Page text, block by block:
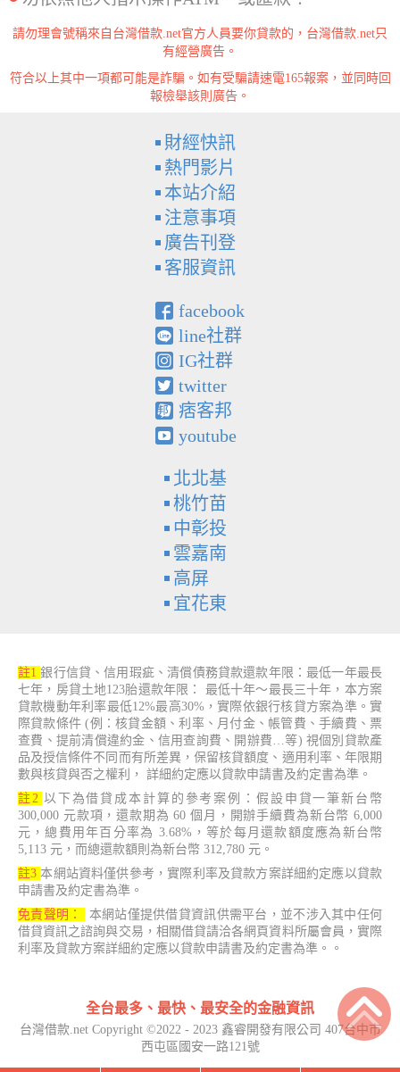
請勿理會號稱來自台灣借款.net官方人員要你貸款的，台灣借款.net只
有經營廣告。
符合以上其中一項都可能是詐騙。如有受騙請速電165報案，並同時回
報檢舉該則廣告。
財經快訊
熱門影片
本站介紹
注意事項
廣告刊登
客服資訊
facebook
line社群
IG社群
twitter
痞客邦
youtube
北北基
桃竹苗
中彰投
雲嘉南
高屏
宜花東
註1 銀行信貸、信用瑕疵、清償債務貸款還款年限：最低一年最長
七年，房貸土地123胎還款年限： 最低十年～最長三十年，本方案
貸款機動年利率最低12%最高30%，實際依銀行核貸方案為準。實
際貸款條件 (例：核貸金額、利率、月付金、帳管費、手續費、票
查費、提前清償違約金、信用查詢費、開辦費…等) 視個別貸款產
品及授信條件不同而有所差異，保留核貸額度、適用利率、年限期
數與核貸與否之權利， 詳細約定應以貸款申請書及約定書為準。
註2 以下為借貸成本計算的參考案例：假設申貸一筆新台幣
300,000 元款項，還款期為 60 個月，開辦手續費為新台幣 6,000
元，總費用年百分率為 3.68%，等於每月還款額度應為新台幣
5,113 元，而總還款額則為新台幣 312,780 元。
註3 本網站資料僅供參考，實際利率及貸款方案詳細約定應以貸款
申請書及約定書為準。
免責聲明：
本網站僅提供借貸資訊供需平台，並不涉入其中任何
借貸資訊之諮詢與交易，相關借貸請洽各網頁資料所屬會員，實際
利率及貸款方案詳細約定應以貸款申請書及約定書為準。。
全台最多、最快、最安全的金融資訊
台灣借款.net Copyright ©2022 - 2023 鑫睿開發有限公司 407台中市
西屯區國安一路121號